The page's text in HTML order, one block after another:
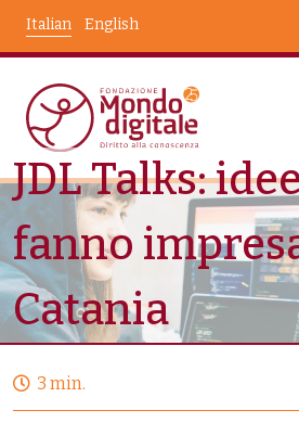
English
Italian
Eventi JDL Talks: Idee Che
JDL Talks:
fanno
Catania
3 min.